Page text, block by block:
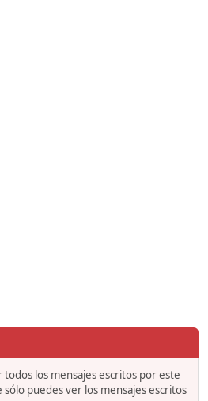
los mensajes escritos por este
sólo puedes ver los mensajes escritos